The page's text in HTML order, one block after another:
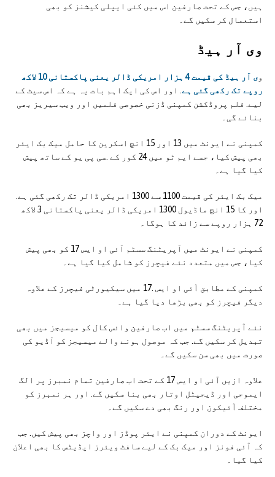
ہیں، جس کے تحت صارفین اس میں کئی ایپلی کیشنز کو بھی
استعمال کر سکیں گے۔
وی آر ہیڈ
و
ی آر ہیڈ کی قیمت 4 ہزار امریکی ڈالر یعنی پاکستانی 10 لاکھ
روپے تک رکھی گئی ہے . اور اس کی ایک اہم بات یہ ہے کہ اس سیٹ کے
لیے. فلم پروڈکشن کمپنی ڈزنی خصوصی فلمیں اور ویب سیریز بھی
بنائے گی۔
کمپنی نے ایونٹ میں 13 اور 15 انچ اسکرین کا حامل میک بک ایئر
بھی پیش کیا، جسے ایم ٹو میں 24 کور کے .سی پی یو کے ساتھ پیش
کیا گیا ہے۔
میک بک ایئر کی قیمت 1100 سے 1300 امریکی ڈالر تک رکھی گئی ہے.
اور کا 15 انچ ماڈیول 1300 امریکی ڈالر یعنی پاکستانی 3 لاکھ
72 ہزار روپے سے زائد کا ہوگا۔
کمپنی نے ایونٹ میں آپریٹنگ سسٹم آئی او ایس 17 کو بھی پیش
کیا، جس میں متعدد نئے فیچرز کو شامل کیا گیا ہے۔
کمپنی کے مطابق آئی او ایس .17 میں سیکیورٹی فیچرز کے علاوہ
دیگر فیچرز کو بھی بڑھا دیا گیا ہے۔
نئے آپریٹنگ سسٹم میں اب صارفین وائس کال کو میسیجز میں بھی
تبدیل کر سکیں گے. جب کہ موصول ہونے والے میسیجز کو آڈیو کی
صورت میں بھی سن سکیں گے۔
علاوہ ازیں آئی او ایس 17 کے تحت اب صارفین تمام نمبرز پر الگ
ایموجی اور ڈیجیٹل اوتار بھی بنا سکیں گے. اور ہر نمبرز کو
مختلف آئیکون اور رنگ بھی دے سکیں گے۔
ایونٹ کے دوران کمپنی نے ایئر پوڈز اور واچز بھی پیش کیں. جب
کہ آئی فونز اور میک بک کے لیے سافٹ ویئرز اپڈیٹس کا بھی اعلان
کیا گیا۔